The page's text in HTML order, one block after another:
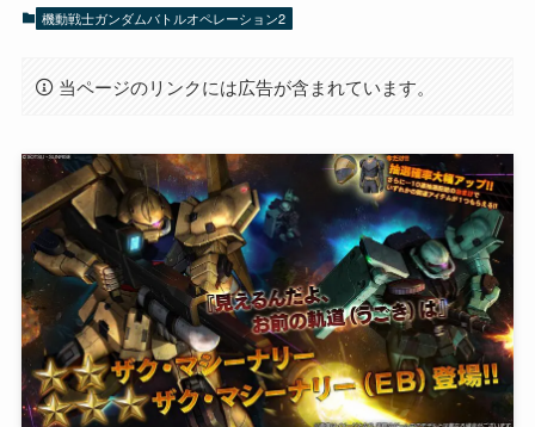
機動戦士ガンダムバトルオペレーション2
当ページのリンクには広告が含まれています。